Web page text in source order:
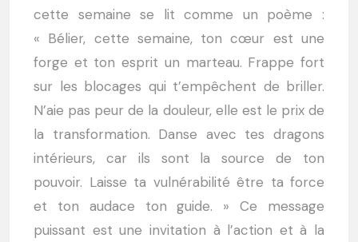
cette semaine se lit comme un poème :
« Bélier, cette semaine, ton cœur est une
forge et ton esprit un marteau. Frappe fort
sur les blocages qui t’empêchent de briller.
N’aie pas peur de la douleur, elle est le prix de
la transformation. Danse avec tes dragons
intérieurs, car ils sont la source de ton
pouvoir. Laisse ta vulnérabilité être ta force
et ton audace ton guide. » Ce message
puissant est une invitation à l’action et à la